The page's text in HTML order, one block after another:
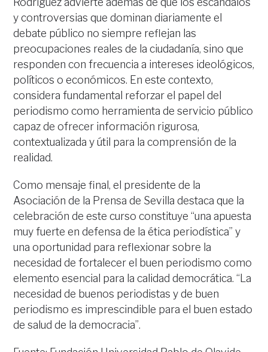
y controversias que dominan diariamente el
debate público no siempre reflejan las
preocupaciones reales de la ciudadanía, sino que
responden con frecuencia a intereses ideológicos,
políticos o económicos. En este contexto,
considera fundamental reforzar el papel del
periodismo como herramienta de servicio público
capaz de ofrecer información rigurosa,
contextualizada y útil para la comprensión de la
realidad.
Como mensaje final, el presidente de la
Asociación de la Prensa de Sevilla destaca que la
celebración de este curso constituye “una apuesta
muy fuerte en defensa de la ética periodística” y
una oportunidad para reflexionar sobre la
necesidad de fortalecer el buen periodismo como
elemento esencial para la calidad democrática. “La
necesidad de buenos periodistas y de buen
periodismo es imprescindible para el buen estado
de salud de la democracia”.